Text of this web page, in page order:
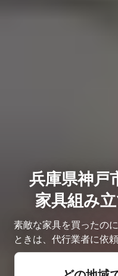
兵庫県神戸
家具組み
素敵な家具を買ったの
ときは、代行業者に依